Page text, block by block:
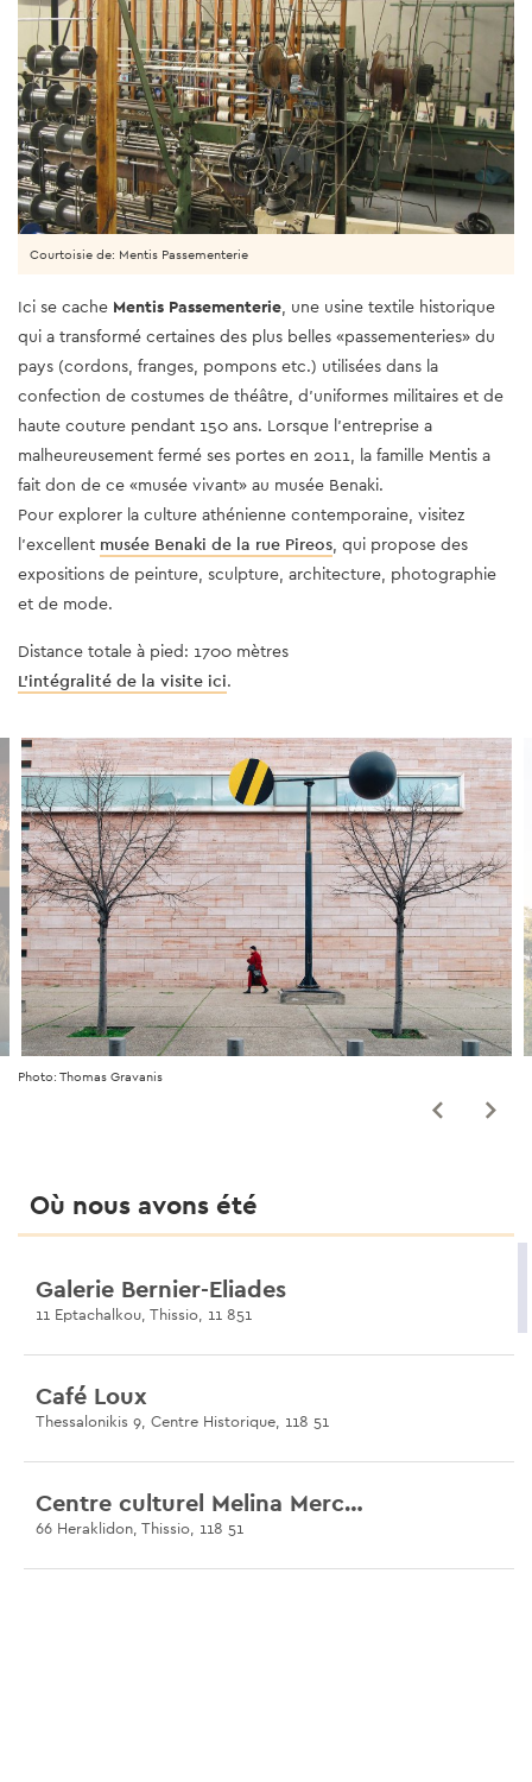
Ici se cache Mentis Passementerie , une usine textile historique
qui a transformé certaines des plus belles «passementeries» du
pays (cordons, franges, pompons etc.) utilisées dans la
confection de costumes de théâtre, d’uniformes militaires et de
haute couture pendant 150 ans. Lorsque l’entreprise a
malheureusement fermé ses portes en 2011, la famille Mentis a
fait don de ce «musée vivant» au musée Benaki.
Pour explorer la culture athénienne contemporaine, visitez
l'excellent musée Benaki de la rue Pireos , qui propose des
expositions de peinture, sculpture, architecture, photographie
et de mode.
Distance totale à pied: 1700 mètres
L'intégralité de la visite ici.
Courtoisie de: Mentis Passementerie
Photo: Thomas Gravanis
Où nous avons été
Galerie Bernier-Eliades
11 Eptachalkou, Thissio, 11 851
Café Loux
Thessalonikis 9, Centre Historique, 118 51
Centre culturel Melina Mercouri
66 Heraklidon, Thissio, 118 51